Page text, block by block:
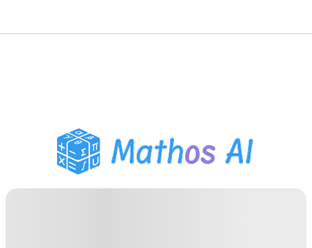
Assistant Devoirs PDF
Outils d'étude